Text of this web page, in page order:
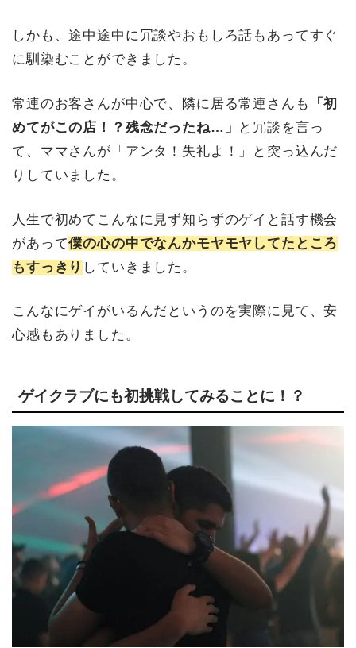
しかも、途中途中に冗談やおもしろ話もあってすぐ
に馴染むことができました。
常連のお客さんが中心で、隣に居る常連さんも
「初
めてがこの店！？残念だったね…」
と冗談を言っ
て、ママさんが「アンタ！失礼よ！」と突っ込んだ
りしていました。
人生で初めてこんなに見ず知らずのゲイと話す機会
があって僕の心の中でなんかモヤモヤしてたところ
もすっきり していきました。
こんなにゲイがいるんだというのを実際に見て、安
心感もありました。
ゲイクラブにも初挑戦してみることに！？